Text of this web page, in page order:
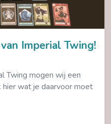
Imperial Twing!
Twing mogen wij een
wat je daarvoor moet